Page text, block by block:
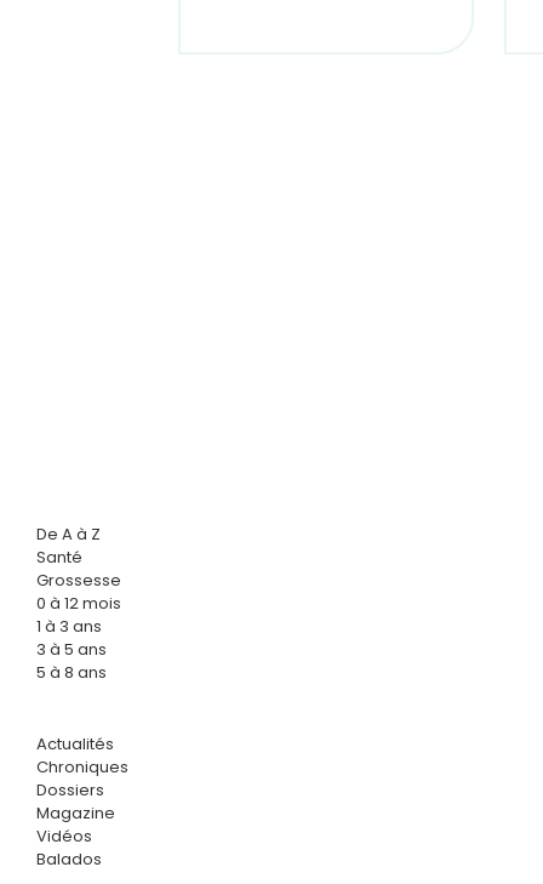
De A à Z
Santé
Grossesse
0 à 12 mois
1 à 3 ans
3 à 5 ans
5 à 8 ans
Actualités
Chroniques
Dossiers
Magazine
Vidéos
Balados